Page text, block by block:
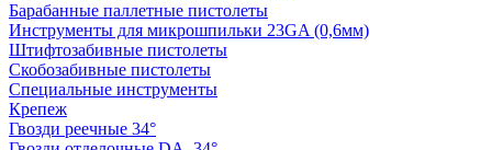
Барабанные паллетные пистолеты
Инструменты для микрошпильки 23GA (0,6мм)
Штифтозабивные пистолеты
Скобозабивные пистолеты
Специальные инструменты
Крепеж
Гвозди реечные 34°